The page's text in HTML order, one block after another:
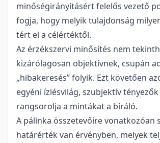
minőségirányításért felelős vezető
fogja, hogy melyik tulajdonság
tért el a célértéktől.
Az érzékszervi minősítés nem
kizárólagosan objektívnek, csupán
„hibakeresés” folyik. Ezt követően
egyéni ízlésvilág, szubjektív
rangsorolja a mintákat a bíráló.
A pálinka összetevőire vonatkozóan
határérték van érvényben, melyek